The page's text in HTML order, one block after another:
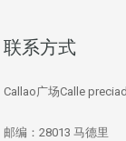
联系方式
Callao广场Calle
邮编：28013 马德里